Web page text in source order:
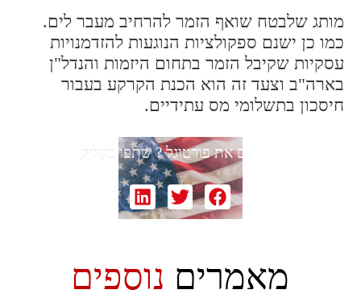
מותג שלבטח שואף הזמר להרחיב מעבר לים.
כמו כן ישנם ספקולציות הנוגעות להזדמנויות
עסקיות שקיבל הזמר בתחום היזמות והנדל"ן
בארה"ב וצעד זה הוא הכנת הקרקע בעבור
חיסכון בתשלומי מס עתידיים.
אוהבים את פורטוגל ?שתפו בקליק
מאמרים נוספים